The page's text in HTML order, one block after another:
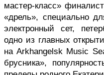
мастер-класс»
«дрель», специально
электронный сет,
одно из главных
на Arkhangelsk Music
брусника»,